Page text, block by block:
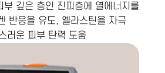
부 깊은 층인 진피층에 열에너지를
반응을 유도, 엘라스틴을 자극
러운 피부 탄력 도움